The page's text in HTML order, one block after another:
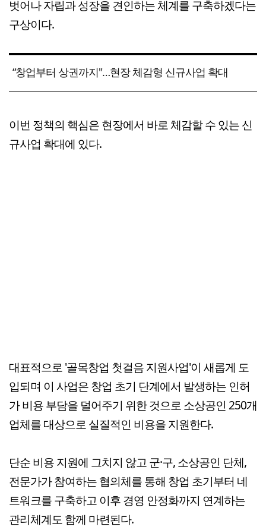
벗어나 자립과 성장을 견인하는 체계를 구축하겠다는
구상이다.
“창업부터 상권까지"…현장 체감형 신규사업 확대
이번 정책의 핵심은 현장에서 바로 체감할 수 있는 신
규사업 확대에 있다.
대표적으로 '골목창업 첫걸음 지원사업'이 새롭게 도
입되며 이 사업은 창업 초기 단계에서 발생하는 인허
가 비용 부담을 덜어주기 위한 것으로 소상공인 250개
업체를 대상으로 실질적인 비용을 지원한다.
단순 비용 지원에 그치지 않고 군·구, 소상공인 단체,
전문가가 참여하는 협의체를 통해 창업 초기부터 네
트워크를 구축하고 이후 경영 안정화까지 연계하는
관리체계도 함께 마련된다.